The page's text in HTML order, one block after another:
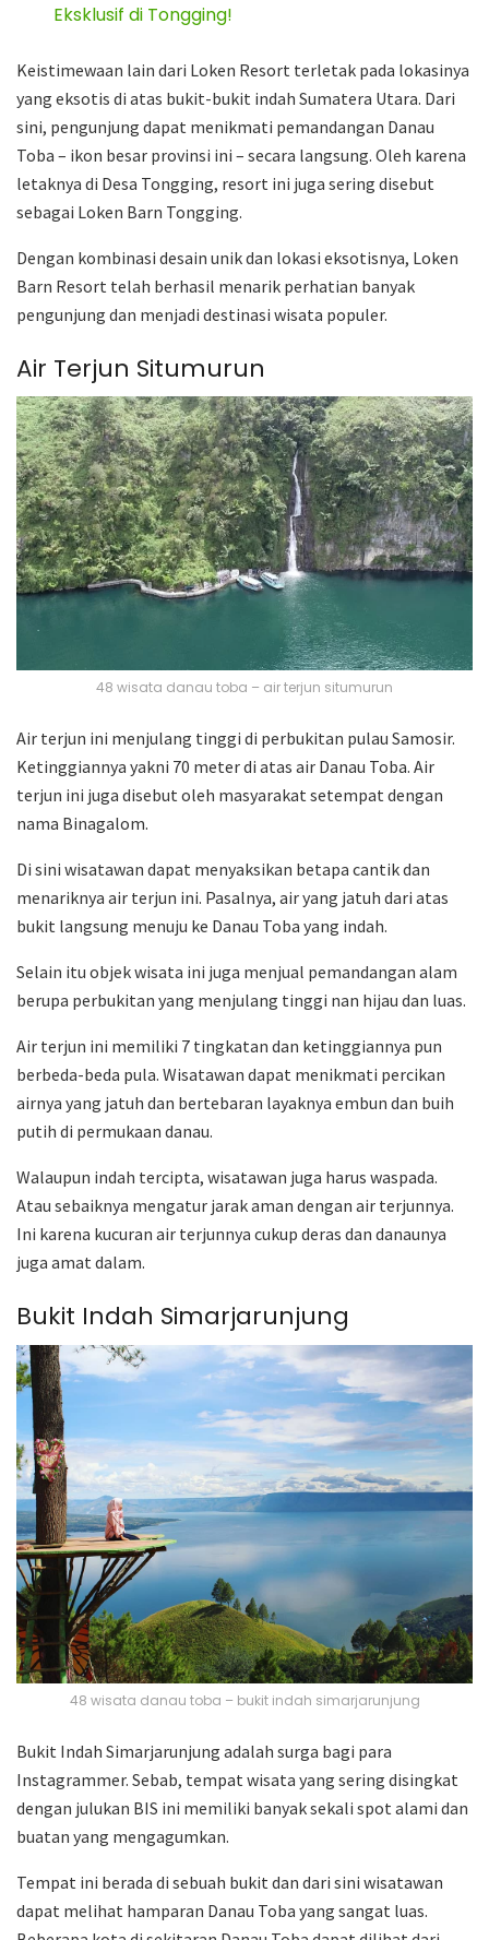
Eksklusif di Tongging!
Keistimewaan lain dari Loken Resort terletak pada lokasinya
yang eksotis di atas bukit-bukit indah Sumatera Utara. Dari
sini, pengunjung dapat menikmati pemandangan Danau
Toba – ikon besar provinsi ini – secara langsung. Oleh karena
letaknya di Desa Tongging, resort ini juga sering disebut
sebagai Loken Barn Tongging.
Dengan kombinasi desain unik dan lokasi eksotisnya, Loken
Barn Resort telah berhasil menarik perhatian banyak
pengunjung dan menjadi destinasi wisata populer.
Air Terjun Situmurun
48 wisata danau toba – air terjun situmurun
Air terjun ini menjulang tinggi di perbukitan pulau Samosir.
Ketinggiannya yakni 70 meter di atas air Danau Toba. Air
terjun ini juga disebut oleh masyarakat setempat dengan
nama Binagalom.
Di sini wisatawan dapat menyaksikan betapa cantik dan
menariknya air terjun ini. Pasalnya, air yang jatuh dari atas
bukit langsung menuju ke Danau Toba yang indah.
Selain itu objek wisata ini juga menjual pemandangan alam
berupa perbukitan yang menjulang tinggi nan hijau dan luas.
Air terjun ini memiliki 7 tingkatan dan ketinggiannya pun
berbeda-beda pula. Wisatawan dapat menikmati percikan
airnya yang jatuh dan bertebaran layaknya embun dan buih
putih di permukaan danau.
Walaupun indah tercipta, wisatawan juga harus waspada.
Atau sebaiknya mengatur jarak aman dengan air terjunnya.
Ini karena kucuran air terjunnya cukup deras dan danaunya
juga amat dalam.
Bukit Indah Simarjarunjung
48 wisata danau toba – bukit indah simarjarunjung
Bukit Indah Simarjarunjung adalah surga bagi para
Instagrammer. Sebab, tempat wisata yang sering disingkat
dengan julukan BIS ini memiliki banyak sekali spot alami dan
buatan yang mengagumkan.
Tempat ini berada di sebuah bukit dan dari sini wisatawan
dapat melihat hamparan Danau Toba yang sangat luas.